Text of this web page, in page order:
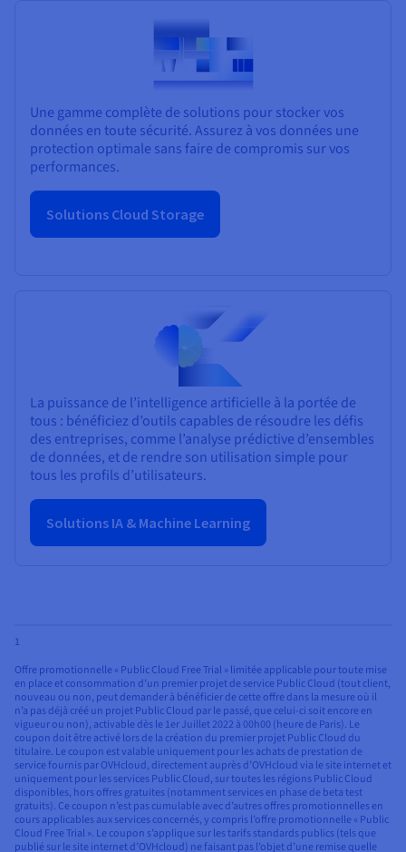
Une gamme complète de solutions pour stocker vos
données en toute sécurité. Assurez à vos données une
protection optimale sans faire de compromis sur vos
performances.
Solutions Cloud Storage
La puissance de l’intelligence artificielle à la portée de
tous : bénéficiez d’outils capables de résoudre les défis
des entreprises, comme l’analyse prédictive d’ensembles
de données, et de rendre son utilisation simple pour
tous les profils d’utilisateurs.
Solutions IA & Machine Learning
1
Offre promotionnelle « Public Cloud Free Trial » limitée applicable pour toute mise
en place et consommation d’un premier projet de service Public Cloud (tout client,
nouveau ou non, peut demander à bénéficier de cette offre dans la mesure où il
n’a pas déjà créé un projet Public Cloud par le passé, que celui-ci soit encore en
vigueur ou non), activable dès le 1er Juillet 2022 à 00h00 (heure de Paris). Le
coupon doit être activé lors de la création du premier projet Public Cloud du
titulaire. Le coupon est valable uniquement pour les achats de prestation de
service fournis par OVHcloud, directement auprès d’OVHcloud via le site internet et
uniquement pour les services Public Cloud, sur toutes les régions Public Cloud
disponibles, hors offres gratuites (notamment services en phase de beta test
gratuits). Ce coupon n’est pas cumulable avec d’autres offres promotionnelles en
cours applicables aux services concernés, y compris l’offre promotionnelle « Public
Cloud Free Trial ». Le coupon s’applique sur les tarifs standards publics (tels que
publié sur le site internet d’OVHcloud) ne faisant pas l’objet d’une remise quelle